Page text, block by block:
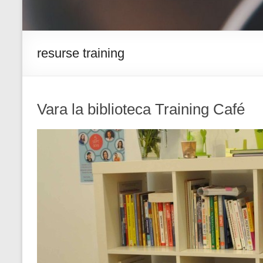
resurse training
Vara la biblioteca Training Café